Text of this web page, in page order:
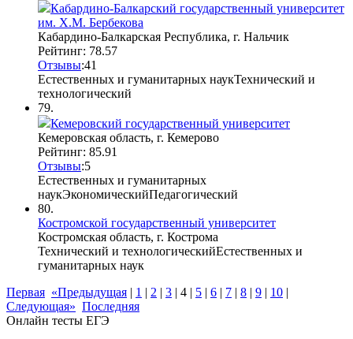
Кабардино-Балкарский государственный университет
им. Х.М. Бербекова
Кабардино-Балкарская Республика, г. Нальчик
Рейтинг: 78.57
Отзывы:41
Естественных и гуманитарных наукТехнический и
технологический
79.
Кемеровский государственный университет
Кемеровская область, г. Кемерово
Рейтинг: 85.91
Отзывы:5
Естественных и гуманитарных
наукЭкономическийПедагогический
80.
Костромской государственный университет
Костромская область, г. Кострома
Технический и технологическийЕстественных и
гуманитарных наук
Первая «Предыдущая | 1 | 2 | 3 | 4 | 5 | 6 | 7 | 8 | 9 | 10 |
Следующая» Последняя
Онлайн тесты ЕГЭ